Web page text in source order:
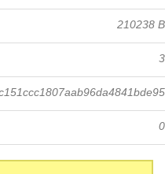
210238 B
3
0